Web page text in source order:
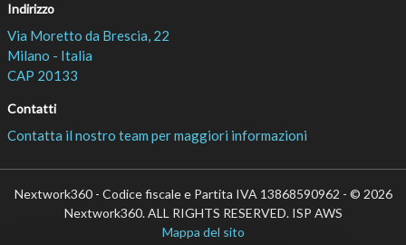
Indirizzo
Via Moretto da Brescia, 22
Milano - Italia
CAP 20133
Contatti
Contatta il nostro team per maggiori informazioni
Nextwork360 - Codice fiscale e Partita IVA 13868590962 - © 2026
Nextwork360. ALL RIGHTS RESERVED. ISP AWS
Mappa del sito